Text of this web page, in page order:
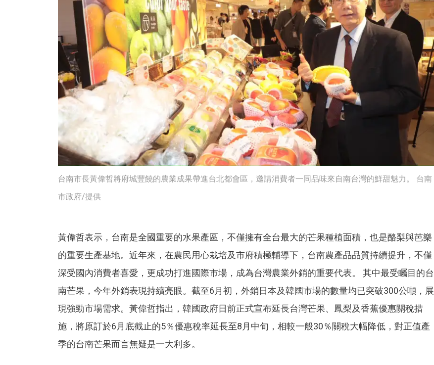
台南市長黃偉哲將府城豐饒的農業成果帶進台北都會區，邀請消費者一同品味來自南台灣的鮮甜魅力。 台南
市政府/提供
黃偉哲表示，台南是全國重要的水果產區，不僅擁有全台最大的芒果種植面積，也是酪梨與芭樂
的重要生產基地。近年來，在農民用心栽培及市府積極輔導下，台南農產品品質持續提升，不僅
深受國內消費者喜愛，更成功打進國際市場，成為台灣農業外銷的重要代表。 其中最受矚目的台
南芒果，今年外銷表現持續亮眼。截至6月初，外銷日本及韓國市場的數量均已突破300公噸，展
現強勁市場需求。黃偉哲指出，韓國政府日前正式宣布延長台灣芒果、鳳梨及香蕉優惠關稅措
施，將原訂於6月底截止的5％優惠稅率延長至8月中旬，相較一般30％關稅大幅降低，對正值產
季的台南芒果而言無疑是一大利多。